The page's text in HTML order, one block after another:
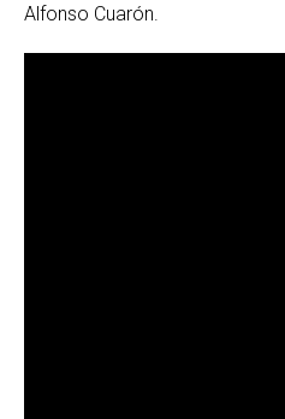
Alfonso Cuarón.